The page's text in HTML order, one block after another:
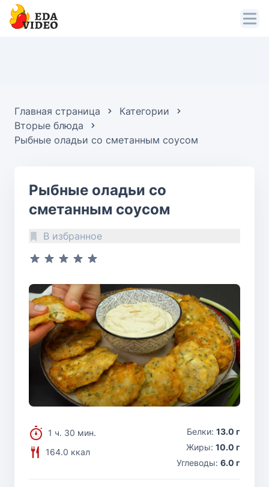
Главная страница
Категории
Вторые блюда
Рыбные оладьи со сметанным соусом
Рыбные оладьи со
сметанным соусом
В избранное
1 ч. 30 мин.
164.0 ккал
Белки: 13.0 г
Жиры: 10.0 г
Углеводы: 6.0 г